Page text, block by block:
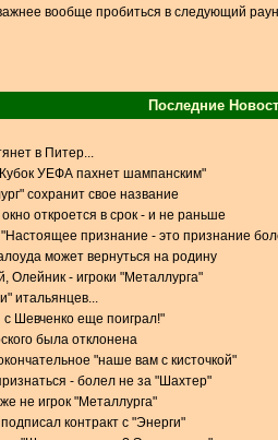
вообще пробиться в следующий
Последние
в Питер...
УЕФА пахнет шампанским"
сохранит свое название
откроется в срок - и не раньше
признание - это признание
может вернуться на родину
Олейник - игроки "Металлурга"
итальянцев...
Шевченко еще поиграл!"
была отклонена
"наше вам с кисточкой"
- болел не за "Шахтер"
не игрок "Металлурга"
контракт с "Энерги"